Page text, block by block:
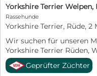
Yorkshire Terrier Welpen,
Rassehunde
Yorkshire Terrier, Rüde, 2
Wir suchen für unseren
Yorkshire Terrier Rüden,
ab 15.8.26, ein neues
sind bestens sozialisiert,
Geprüfter Züchter